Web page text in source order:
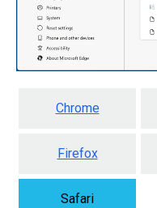
Chrome
Firefox
Safari